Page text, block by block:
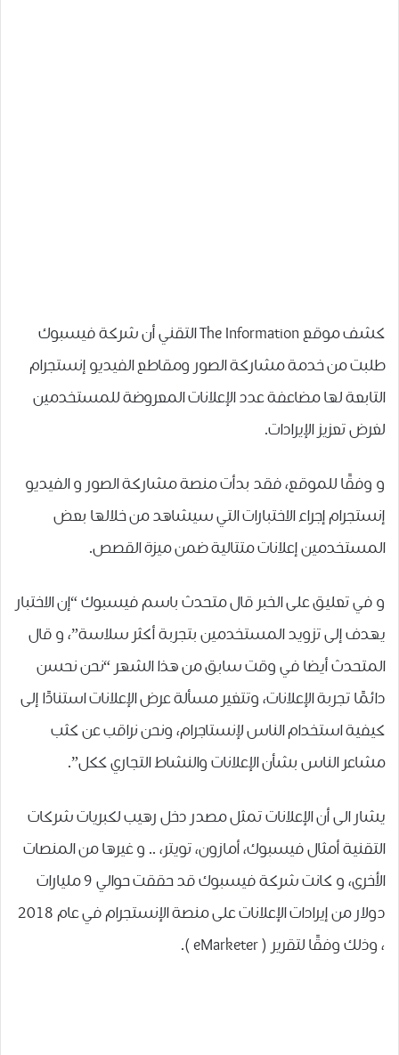
كشف موقع The Information‏ التقني أن شركة ﻓﻴﺴﺒﻮﻙ
ﻃﻠﺒﺖ ﻣﻦ ﺧﺪﻣﺔ ﻣﺸﺎﺭﻛﺔ ﺍﻟﺼﻮﺭ ﻭﻣﻘﺎﻃﻊ ﺍﻟﻔﻴﺪﻳﻮ إنستجرام
التابعة ﻟﻬﺎ ﻣﻀﺎﻋﻔﺔ ﻋﺪﺩ ﺍﻹﻋﻼﻧﺎﺕ ﺍﻟﻤﻌﺮﻭﺿﺔ ﻟﻠﻤﺴﺘﺨﺪﻣﻴﻦ
لغرض تعزيز ﺍﻹﻳﺮﺍﺩﺍﺕ.
و وفقًا للموقع، فقد بدأت منصة مشاركة الصور و الفيديو
إنستجرام إجراء الاختبارات ﺍﻟﺘﻲ ﺳﻴﺸﺎﻫﺪ ﻣﻦ ﺧﻼﻟﻬﺎ ﺑﻌﺾ
ﺍﻟﻤﺴﺘﺨﺪمين ﺇﻋﻼﻧﺎﺕ ﻣﺘﺘﺎﻟﻴﺔ ﺿﻤﻦ ﻣﻴﺰﺓ ﺍﻟﻘﺼﺺ.
و في تعليق على الخبر ﻗﺎﻝ ﻣﺘﺤﺪﺙ ﺑﺎﺳﻢ ﻓﻴﺴﺒﻮﻙ “ﺇﻥ ﺍﻻﺧﺘﺒﺎﺭ
ﻳﻬﺪﻑ ﺇﻟﻰ ﺗﺰﻭﻳﺪ ﺍﻟﻤﺴﺘﺨﺪﻣﻴﻦ ﺑﺘﺠﺮﺑﺔ ﺃﻛﺜﺮ ﺳﻼﺳﺔ”، و قال
المتحدث أيضا ﻓﻲ ﻭﻗﺖ ﺳﺎﺑﻖ ﻣﻦ ﻫﺬﺍ ﺍﻟﺸﻬﺮ “ﻧﺤﻦ ﻧﺤﺴﻦ
ﺩﺍﺋﻤًﺎ ﺗﺠﺮﺑﺔ ﺍﻹﻋﻼﻧﺎﺕ، ﻭﺗﺘﻐﻴﺮ ﻣﺴﺄﻟﺔ ﻋﺮﺽ ﺍﻹﻋﻼﻧﺎﺕ ﺍﺳﺘﻨﺎﺩًﺍ ﺇﻟﻰ
ﻛﻴﻔﻴﺔ ﺍﺳﺘﺨﺪﺍﻡ ﺍﻟﻨﺎﺱ ﻹﻧﺴﺘﺎﺟﺮﺍﻡ، ﻭﻧﺤﻦ ﻧﺮﺍﻗﺐ ﻋﻦ ﻛﺜﺐ
ﻣﺸﺎﻋﺮ ﺍﻟﻨﺎﺱ ﺑﺸﺄﻥ ﺍﻹﻋﻼﻧﺎﺕ ﻭﺍﻟﻨﺸﺎﻁ ﺍﻟﺘﺠﺎﺭﻱ ﻛﻜﻞ”.
يشار الى أن الإعلانات تمثل مصدر دخل رهيب لكبريات شركات
التقنية أمثال فيسبوك، أمازون، تويتر، .. و غيرها من المنصات
الأخرى، و كانت شركة فيسبوك قد ﺣﻘﻘﺖ حوالي 9 ﻣﻠﻴﺎﺭﺍﺕ
ﺩﻭﻻﺭ ﻣﻦ ﺇﻳﺮﺍﺩﺍﺕ ﺍﻹﻋﻼﻧﺎﺕ على منصة الإنستجرام في ﻋﺎﻡ 2018
، ﻭﺫﻟﻚ ﻭﻓﻘًﺎ ﻟﺘﻘﺮﻳﺮ ‏( eMarketer ‏).